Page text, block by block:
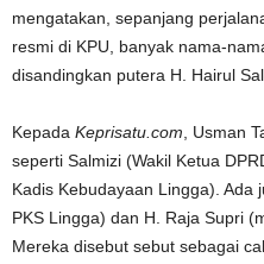
mengatakan, sepanjang
resmi di KPU, banyak nama-
disandingkan putera H. Hairul
Kepada Keprisatu.com , Usman
seperti Salmizi (Wakil Ketua
Kadis Kebudayaan Lingga). Ada
PKS Lingga) dan H. Raja Supri
Mereka disebut sebut sebagai